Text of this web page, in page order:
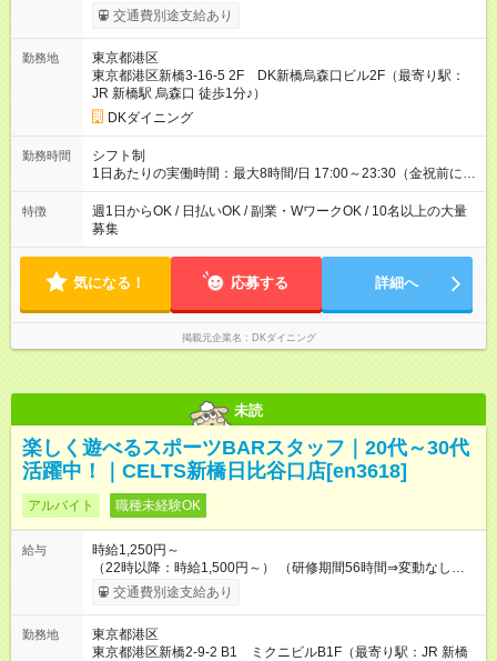
食事補助あり⇒1食200円 ■友人紹介制度あり⇒1人紹介につき最
大3万円支給！ 【試用期間】試用期間なし
交通費別途支給あり
勤務地
東京都港区
東京都港区新橋3-16-5 2F DK新橋烏森口ビル2F（最寄り駅：
JR 新橋駅 烏森口 徒歩1分♪）
DKダイニング
勤務時間
シフト制
1日あたりの実働時間：最大8時間/日 17:00～23:30（金祝前に関
しては翌5:00まで） ★上記時間から1日3時間～OK ★週1日～
OK◎ ※22時以降勤務は18歳以上(法令による) ■自由シフト制
特徴
週1日からOK / 日払いOK / 副業・WワークOK / 10名以上の大量
募集
気になる！ 応募する 詳細へ
掲載元企業名 DKダイニング
未読
楽しく遊べるスポーツBARスタッフ｜20代～30代
活躍中！｜CELTS新橋日比谷口店[en3618]
アルバイト 職種未経験OK
給与
時給1,250円～
（22時以降：時給1,500円～） （研修期間56時間⇒変動なし） ■
食事補助あり⇒1食200円 ■友人紹介制度あり⇒1人紹介につき最
大3万円支給！ 【試用期間】試用期間なし
交通費別途支給あり
勤務地
東京都港区
東京都港区新橋2-9-2 B1 ミクニビルB1F（最寄り駅：JR 新橋